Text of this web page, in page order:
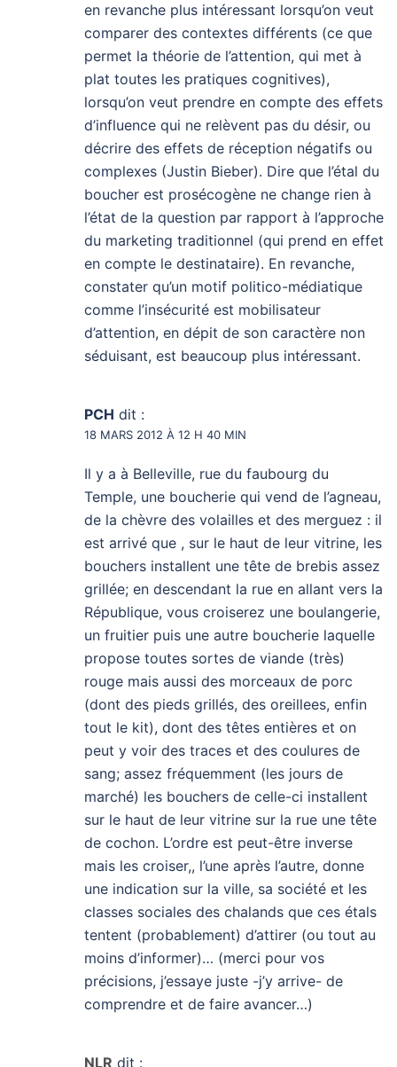
en revanche plus intéressant lorsqu’on veut
comparer des contextes différents (ce que
permet la théorie de l’attention, qui met à
plat toutes les pratiques cognitives),
lorsqu’on veut prendre en compte des effets
d’influence qui ne relèvent pas du désir, ou
décrire des effets de réception négatifs ou
complexes (Justin Bieber). Dire que l’étal du
boucher est prosécogène ne change rien à
l’état de la question par rapport à l’approche
du marketing traditionnel (qui prend en effet
en compte le destinataire). En revanche,
constater qu’un motif politico-médiatique
comme l’insécurité est mobilisateur
d’attention, en dépit de son caractère non
séduisant, est beaucoup plus intéressant.
PCH dit :
18 MARS 2012 À 12 H 40 MIN
Il y a à Belleville, rue du faubourg du
Temple, une boucherie qui vend de l’agneau,
de la chèvre des volailles et des merguez : il
est arrivé que , sur le haut de leur vitrine, les
bouchers installent une tête de brebis assez
grillée; en descendant la rue en allant vers la
République, vous croiserez une boulangerie,
un fruitier puis une autre boucherie laquelle
propose toutes sortes de viande (très)
rouge mais aussi des morceaux de porc
(dont des pieds grillés, des oreillees, enfin
tout le kit), dont des têtes entières et on
peut y voir des traces et des coulures de
sang; assez fréquemment (les jours de
marché) les bouchers de celle-ci installent
sur le haut de leur vitrine sur la rue une tête
de cochon. L’ordre est peut-être inverse
mais les croiser,, l’une après l’autre, donne
une indication sur la ville, sa société et les
classes sociales des chalands que ces étals
tentent (probablement) d’attirer (ou tout au
moins d’informer)… (merci pour vos
précisions, j’essaye juste -j’y arrive- de
comprendre et de faire avancer…)
NLR dit :